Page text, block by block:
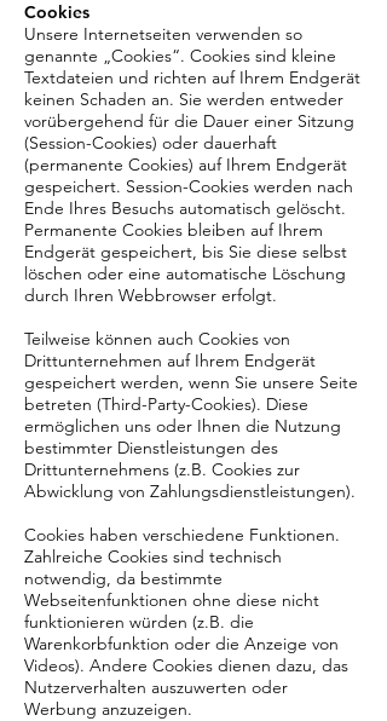
Cookies
Unsere Internetseiten verwenden so
genannte „Cookies“. Cookies sind kleine
Textdateien und richten auf Ihrem Endgerät
keinen Schaden an. Sie werden entweder
vorübergehend für die Dauer einer Sitzung
(Session-Cookies) oder dauerhaft
(permanente Cookies) auf Ihrem Endgerät
gespeichert. Session-Cookies werden nach
Ende Ihres Besuchs automatisch gelöscht.
Permanente Cookies bleiben auf Ihrem
Endgerät gespeichert, bis Sie diese selbst
löschen oder eine automatische Löschung
durch Ihren Webbrowser erfolgt.
Teilweise können auch Cookies von
Drittunternehmen auf Ihrem Endgerät
gespeichert werden, wenn Sie unsere Seite
betreten (Third-Party-Cookies). Diese
ermöglichen uns oder Ihnen die Nutzung
bestimmter Dienstleistungen des
Drittunternehmens (z.B. Cookies zur
Abwicklung von Zahlungsdienstleistungen).
Cookies haben verschiedene Funktionen.
Zahlreiche Cookies sind technisch
notwendig, da bestimmte
Webseitenfunktionen ohne diese nicht
funktionieren würden (z.B. die
Warenkorbfunktion oder die Anzeige von
Videos). Andere Cookies dienen dazu, das
Nutzerverhalten auszuwerten oder
Werbung anzuzeigen.